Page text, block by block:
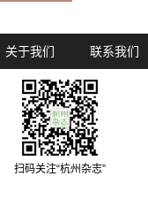
关于我们 联系我们
扫码关注“杭州杂志”